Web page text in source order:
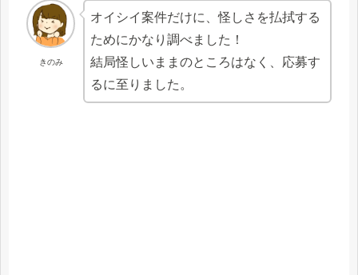
きのみ
オイシイ案件だけに、怪しさを払拭する
ためにかなり調べました！
結局怪しいままのところはなく、応募す
るに至りました。